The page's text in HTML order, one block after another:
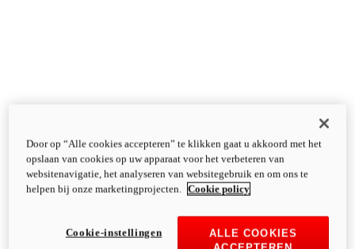
Door op “Alle cookies accepteren” te klikken gaat u akkoord met het
opslaan van cookies op uw apparaat voor het verbeteren van
websitenavigatie, het analyseren van websitegebruik en om ons te
helpen bij onze marketingprojecten.
Cookie policy
ALLE COOKIES
Cookie-instellingen